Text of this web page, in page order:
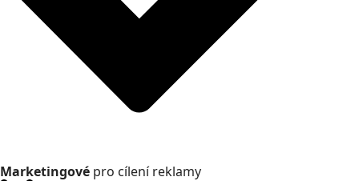
Marketingové pro cílení reklamy